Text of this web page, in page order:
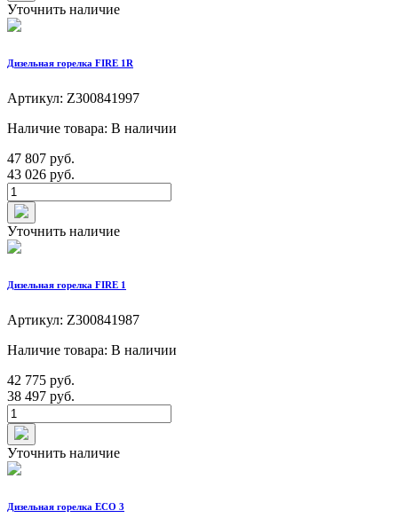
Уточнить наличие
Дизельная горелка FIRE 1R
Артикул: Z300841997
Наличие товара: В наличии
47 807 руб.
43 026 руб.
Уточнить наличие
Дизельная горелка FIRE 1
Артикул: Z300841987
Наличие товара: В наличии
42 775 руб.
38 497 руб.
Уточнить наличие
Дизельная горелка ECO 3